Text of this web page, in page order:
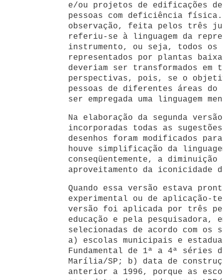
e/ou projetos de edificações
pessoas com deficiência
observação, feita pelos três
referiu-se à linguagem da
instrumento, ou seja, todos os
representados por plantas
deveriam ser transformados em
perspectivas, pois, se o
pessoas de diferentes áreas do
ser empregada uma linguagem
Na elaboração da segunda
incorporadas todas as
desenhos foram modificados
houve simplificação da
conseqüentemente, a
aproveitamento da iconicidade
Quando essa versão estava
experimental ou de aplicação-
versão foi aplicada por três
educação e pela pesquisadora,
selecionadas de acordo com
a) escolas municipais e
Fundamental de 1ª a 4ª séries
Marília/SP; b) data de
anterior a 1996, porque as